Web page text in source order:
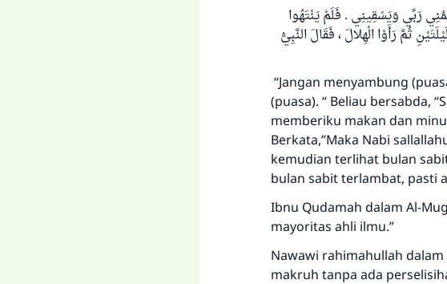
رَبِّي وَيَسْقِينِي . فَلَمْ يَنْتَهُوا
ثُمَّ رَأَوْا الْهِلالَ ، فَقَالَ النَّبِيُّ
“Jangan menyambung
(puasa). “ Beliau bersabda,
memberiku makan dan
Berkata,”Maka Nabi
kemudian terlihat bulan
bulan sabit terlambat, pasti
Ibnu Qudamah dalam Al-
mayoritas ahli ilmu.”
Nawawi rahimahullah
makruh tanpa ada
Bantu kami
"Siapa yang